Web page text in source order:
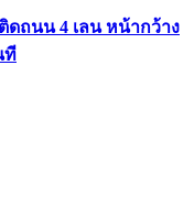
ดถนน 4 เลน หน้ากว้าง
ที